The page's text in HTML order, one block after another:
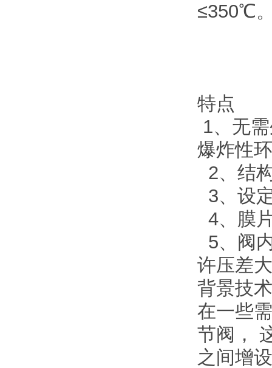
≤350℃
特点
1、无
爆炸性
2、结
3、设
4、膜
5、阀
许压差
背景技
在一些
节阀，
之间增